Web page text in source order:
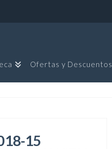
Ofertas y Descuentos
15